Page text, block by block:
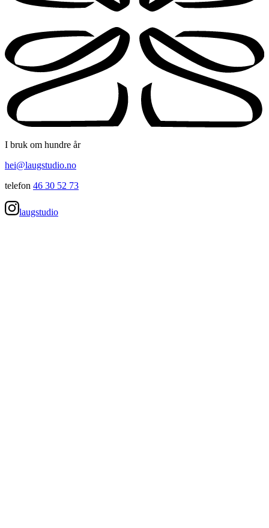
I bruk om hundre år
hei@laugstudio.no
telefon 46 30 52 73
laugstudio